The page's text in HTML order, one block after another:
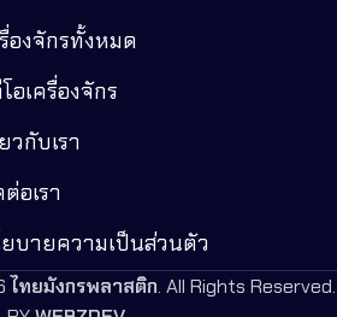
องจักรทั้งหมด
อเครื่องจักร
วกับเรา
อเรา
บายความเป็นส่วนตัว
ไทยมังกรพลาสติก. All Rights Reserved.